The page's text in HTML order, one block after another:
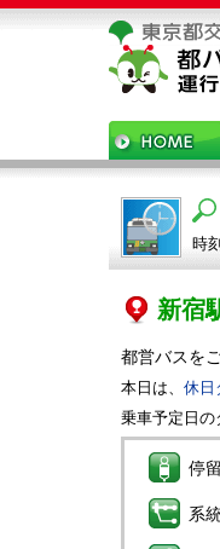
時
新宿
都営バスを
本日は、 休日
乗車予定日の
停
系